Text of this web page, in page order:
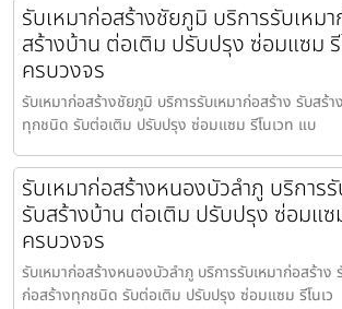
รับเหมาก่อสร้างชัยภูมิ บริการรับเหม
สร้างบ้าน ต่อเติม ปรับปรุง ซ่อมแซม
ครบวงจร
รับเหมาก่อสร้างชัยภูมิ บริการรับเหมาก่อสร้าง รับสร้
ทุกชนิด รับต่อเติม ปรับปรุง ซ่อมแซม รีโนเวท แบ
รับเหมาก่อสร้างหนองบัวลำภู บริการ
รับสร้างบ้าน ต่อเติม ปรับปรุง ซ่อมแซ
ครบวงจร
รับเหมาก่อสร้างหนองบัวลำภู บริการรับเหมาก่อสร้าง
ก่อสร้างทุกชนิด รับต่อเติม ปรับปรุง ซ่อมแซม รีโนเว